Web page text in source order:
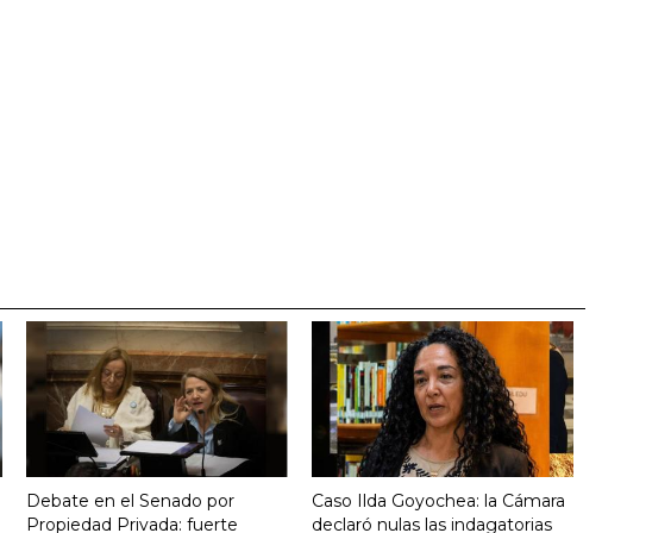
Debate en el Senado por
Propiedad Privada: fuerte
Caso Ilda Goyochea: la Cámara
declaró nulas las indagatorias